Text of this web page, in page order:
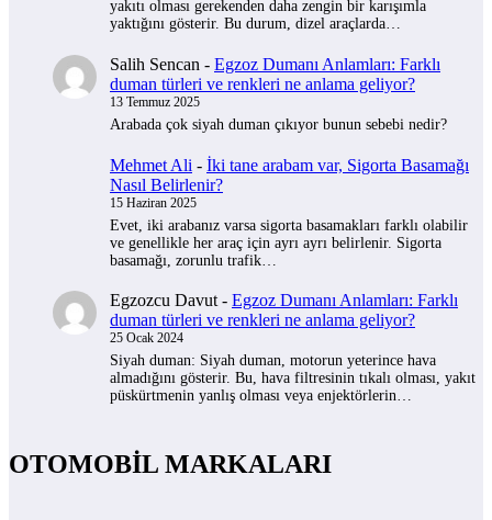
yakıtı olması gerekenden daha zengin bir karışımla
yaktığını gösterir. Bu durum, dizel araçlarda…
Salih Sencan - Egzoz Dumanı Anlamları: Farklı
duman türleri ve renkleri ne anlama geliyor?
13 Temmuz 2025
Arabada çok siyah duman çıkıyor bunun sebebi nedir?
Mehmet Ali - İki tane arabam var, Sigorta Basamağı
Nasıl Belirlenir?
15 Haziran 2025
Evet, iki arabanız varsa sigorta basamakları farklı olabilir
ve genellikle her araç için ayrı ayrı belirlenir. Sigorta
basamağı, zorunlu trafik…
Egzozcu Davut - Egzoz Dumanı Anlamları: Farklı
duman türleri ve renkleri ne anlama geliyor?
25 Ocak 2024
Siyah duman: Siyah duman, motorun yeterince hava
almadığını gösterir. Bu, hava filtresinin tıkalı olması, yakıt
püskürtmenin yanlış olması veya enjektörlerin…
OTOMOBİL MARKALARI